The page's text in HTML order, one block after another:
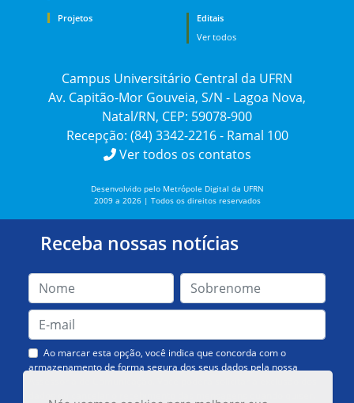
Projetos
Editais
Ver todos
Campus Universitário Central da UFRN
Av. Capitão-Mor Gouveia, S/N - Lagoa Nova,
Natal/RN, CEP: 59078-900
Recepção: (84) 3342-2216 - Ramal 100
Ver todos os contatos
Desenvolvido pelo Metrópole Digital da UFRN
2009 a 2026 | Todos os direitos reservados
Receba nossas notícias
Ao marcar esta opção, você indica que concorda com o
armazenamento de forma segura dos seus dados pela nossa